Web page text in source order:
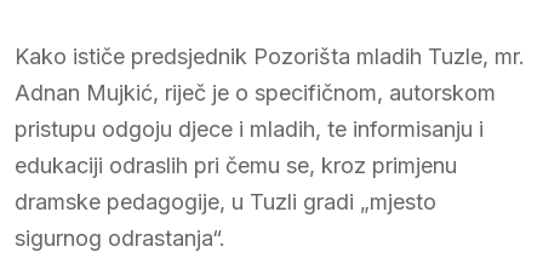
Kako ističe predsjednik Pozorišta mladih Tuzle, mr.
Adnan Mujkić, riječ je o specifičnom, autorskom
pristupu odgoju djece i mladih, te informisanju i
edukaciji odraslih pri čemu se, kroz primjenu
dramske pedagogije, u Tuzli gradi „mjesto
sigurnog odrastanja“.